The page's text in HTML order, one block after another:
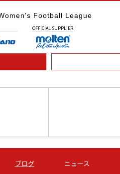
Football League
OFFICIAL SUPPLIER
05 (土) 16:00
ＡＧＦ いちご
ブログ ニュース